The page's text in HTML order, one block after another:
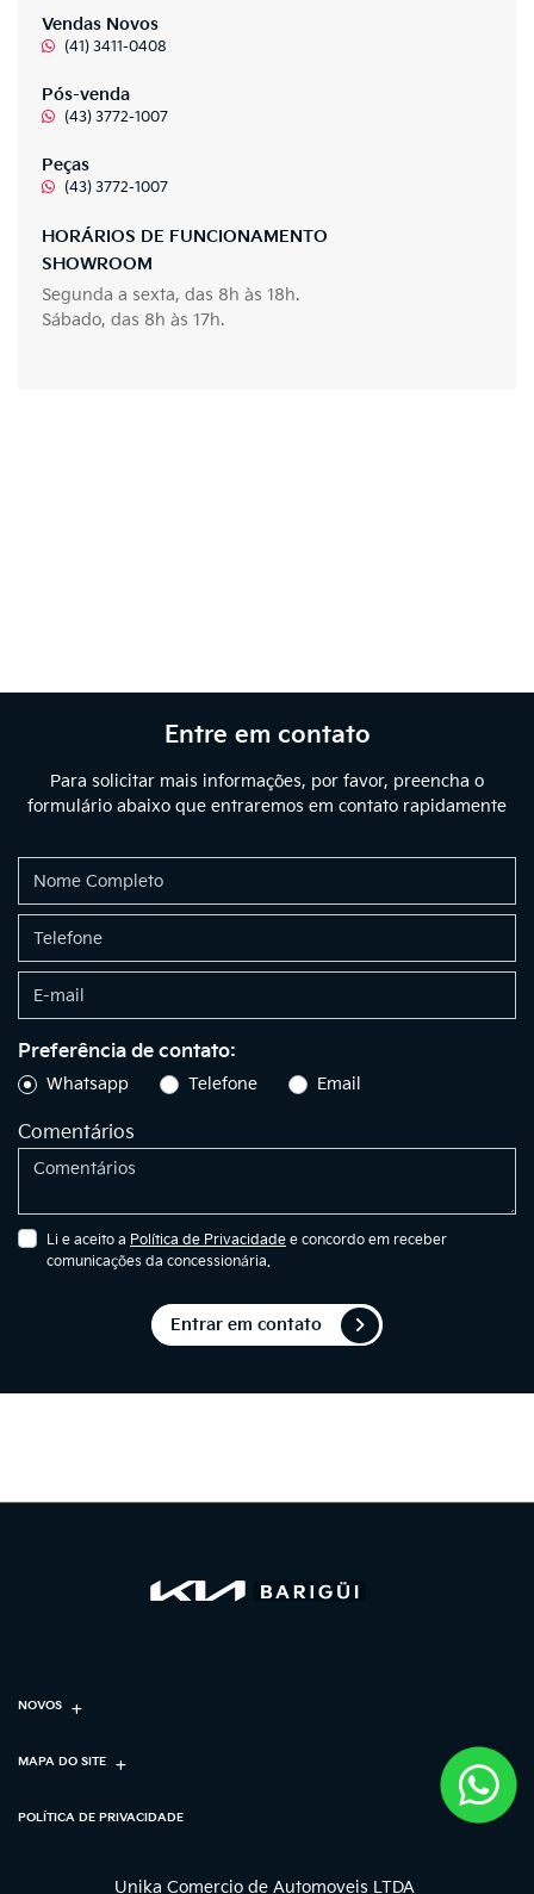
Vendas Novos
(41) 3411-0408
Pós-venda
(43) 3772-1007
Peças
(43) 3772-1007
HORÁRIOS DE FUNCIONAMENTO
SHOWROOM
Segunda a sexta, das 8h às 18h.
Sábado, das 8h às 17h.
Entre em contato
Para solicitar mais informações, por favor, preencha o
formulário abaixo que entraremos em contato rapidamente
Preferência de contato:
Whatsapp Telefone Email
Comentários
Li e aceito a Política de Privacidade e concordo em receber
comunicações da concessionária.
Entrar em contato
NOVOS
MAPA DO SITE
POLÍTICA DE PRIVACIDADE
Unika Comercio de Automoveis LTDA